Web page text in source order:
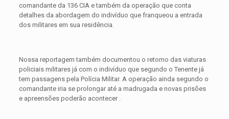
comandante da 136 CIA e também da operação que conta
detalhes da abordagem do indivíduo que franqueou a entrada
dos militares em sua residência.
Nossa reportagem também documentou o retorno das viaturas
policiais militares já com o indivíduo que segundo o Tenente já
tem passagens pela Polícia Militar. A operação ainda segundo o
comandante iria se prolongar até a madrugada e novas prisões
e apreensões poderão acontecer .